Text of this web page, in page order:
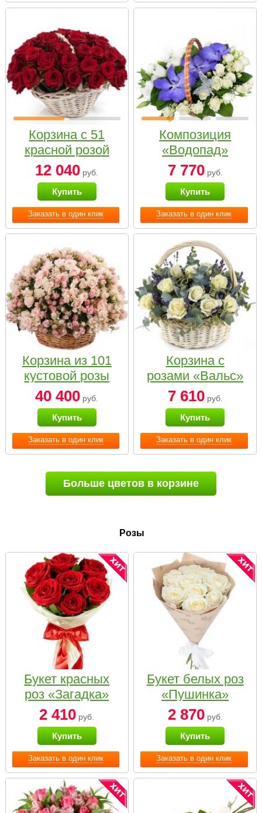
Заказать в один клик
Корзина с 51
красной розой
12 040 руб.
Купить
Заказать в один клик
Композиция
«Водопад»
7 770руб.
Купить
Заказать в один клик
Корзина из 101
кустовой розы
нежных тонов
40 400 руб.
Купить
Заказать в один клик
Корзина с
розами «Вальс»
7 610руб.
Купить
Больше цветов в корзине
Розы
Заказать в один клик
Букет красных
роз «Загадка»
2 410 руб.
Купить
Заказать в один клик
Букет белых роз
«Пушинка»
2 870руб.
Купить